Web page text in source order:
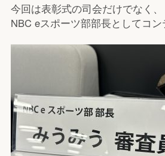
今回は表彰式の司会だけでなく、
NBC eスポーツ部部長としてコン